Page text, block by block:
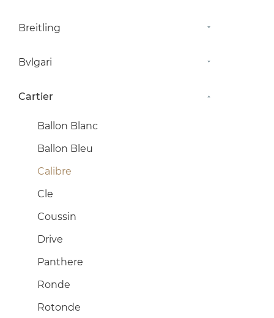
Breitling
Bvlgari
Cartier
Ballon Blanc
Ballon Bleu
Calibre
Cle
Coussin
Drive
Panthere
Ronde
Rotonde